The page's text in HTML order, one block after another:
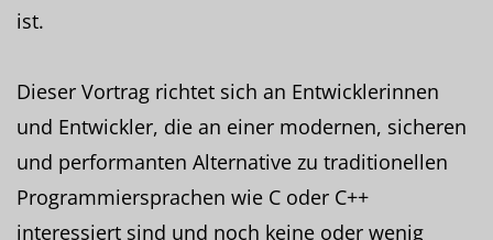
ist.
Dieser Vortrag richtet sich an Entwicklerinnen
und Entwickler, die an einer modernen, sicheren
und performanten Alternative zu traditionellen
Programmiersprachen wie C oder C++
interessiert sind und noch keine oder wenig